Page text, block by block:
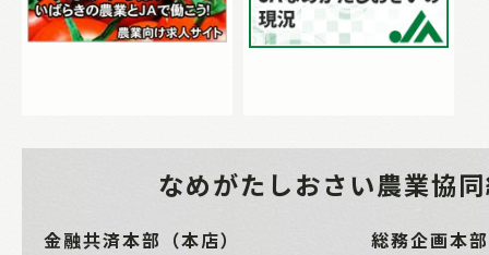
なめがたしおさい農業協
金融共済本部（本店）
総務企画本